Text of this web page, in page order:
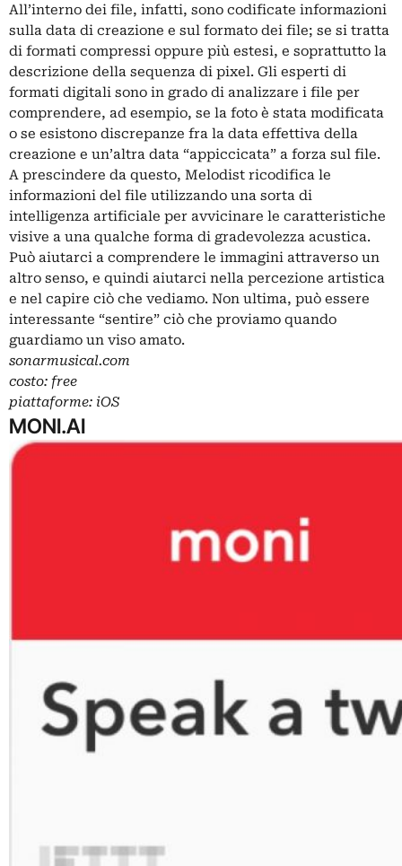
All’interno dei file, infatti, sono codificate informazioni
sulla data di creazione e sul formato dei file; se si tratta
di formati compressi oppure più estesi, e soprattutto la
descrizione della sequenza di pixel. Gli esperti di
formati digitali sono in grado di analizzare i file per
comprendere, ad esempio, se la foto è stata modificata
o se esistono discrepanze fra la data effettiva della
creazione e un’altra data “appiccicata” a forza sul file.
A prescindere da questo, Melodist ricodifica le
informazioni del file utilizzando una sorta di
intelligenza artificiale per avvicinare le caratteristiche
visive a una qualche forma di gradevolezza acustica.
Può aiutarci a comprendere le immagini attraverso un
altro senso, e quindi aiutarci nella percezione artistica
e nel capire ciò che vediamo. Non ultima, può essere
interessante “sentire” ciò che proviamo quando
guardiamo un viso amato.
sonarmusical.com
costo: free
piattaforme: iOS
MONI.AI